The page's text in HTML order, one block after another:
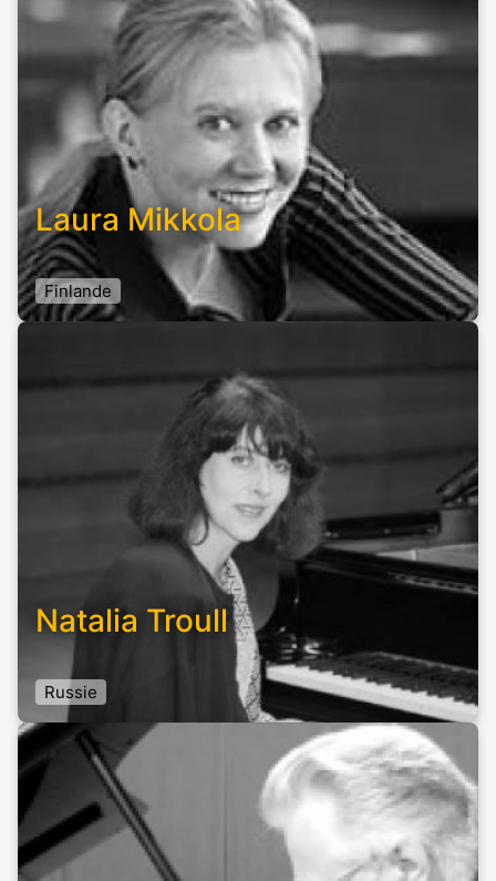
Laura Mikkola
Finlande
Natalia Troull
Russie